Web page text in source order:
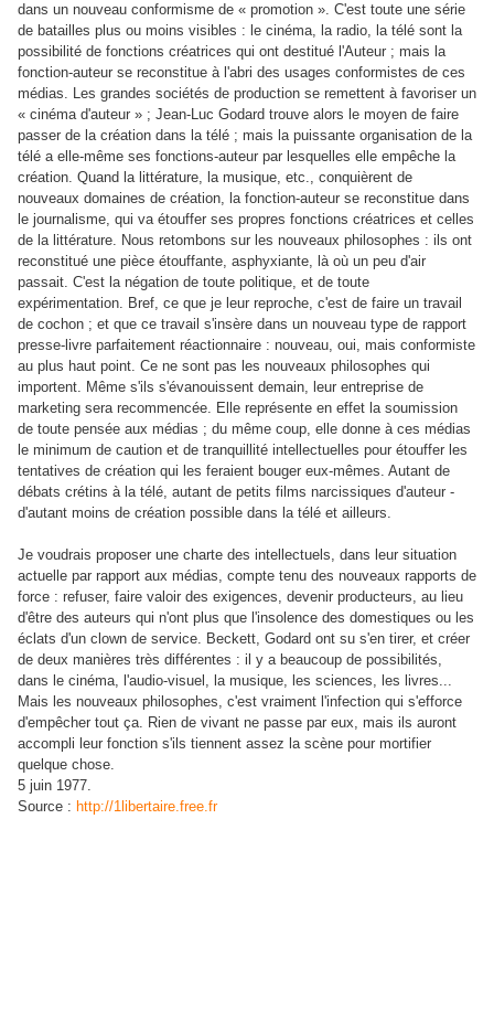
dans un nouveau conformisme de « promotion ». C'est toute une série
de batailles plus ou moins visibles : le cinéma, la radio, la télé sont la
possibilité de fonctions créatrices qui ont destitué l'Auteur ; mais la
fonction-auteur se reconstitue à l'abri des usages conformistes de ces
médias. Les grandes sociétés de production se remettent à favoriser un
« cinéma d'auteur » ; Jean-Luc Godard trouve alors le moyen de faire
passer de la création dans la télé ; mais la puissante organisation de la
télé a elle-même ses fonctions-auteur par lesquelles elle empêche la
création. Quand la littérature, la musique, etc., conquièrent de
nouveaux domaines de création, la fonction-auteur se reconstitue dans
le journalisme, qui va étouffer ses propres fonctions créatrices et celles
de la littérature. Nous retombons sur les nouveaux philosophes : ils ont
reconstitué une pièce étouffante, asphyxiante, là où un peu d'air
passait. C'est la négation de toute politique, et de toute
expérimentation. Bref, ce que je leur reproche, c'est de faire un travail
de cochon ; et que ce travail s'insère dans un nouveau type de rapport
presse-livre parfaitement réactionnaire : nouveau, oui, mais conformiste
au plus haut point. Ce ne sont pas les nouveaux philosophes qui
importent. Même s'ils s'évanouissent demain, leur entreprise de
marketing sera recommencée. Elle représente en effet la soumission
de toute pensée aux médias ; du même coup, elle donne à ces médias
le minimum de caution et de tranquillité intellectuelles pour étouffer les
tentatives de création qui les feraient bouger eux-mêmes. Autant de
débats crétins à la télé, autant de petits films narcissiques d'auteur -
d'autant moins de création possible dans la télé et ailleurs.
Je voudrais proposer une charte des intellectuels, dans leur situation
actuelle par rapport aux médias, compte tenu des nouveaux rapports de
force : refuser, faire valoir des exigences, devenir producteurs, au lieu
d'être des auteurs qui n'ont plus que l'insolence des domestiques ou les
éclats d'un clown de service. Beckett, Godard ont su s'en tirer, et créer
de deux manières très différentes : il y a beaucoup de possibilités,
dans le cinéma, l'audio-visuel, la musique, les sciences, les livres...
Mais les nouveaux philosophes, c'est vraiment l'infection qui s'efforce
d'empêcher tout ça. Rien de vivant ne passe par eux, mais ils auront
accompli leur fonction s'ils tiennent assez la scène pour mortifier
quelque chose.
5 juin 1977.
Source : http://1libertaire.free.fr